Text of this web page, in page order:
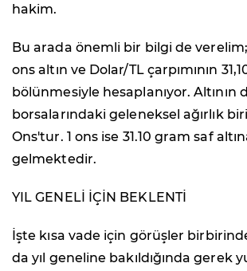
hakim.
Bu arada önemli bir bilgi de
ons altın ve Dolar/TL çarpımının
bölünmesiyle hesaplanıyor. Altının
borsalarındaki geleneksel ağırlık
Ons'tur. 1 ons ise 31.10 gram saf
gelmektedir.
YIL GENELİ İÇİN BEKLENTİ
İşte kısa vade için görüşler
da yıl geneline bakıldığında gerek